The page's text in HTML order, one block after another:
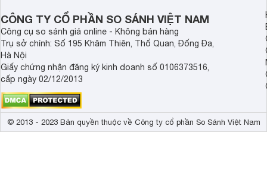
tiền không?
CÔNG TY CỔ PHẦN SO SÁNH VIỆT NAM
Công cụ so sánh giá online - Không bán hàng
Trụ sở chính: Số 195 Khâm Thiên, Thổ Quan, Đống Đa,
Hà Nội
Giấy chứng nhận đăng ký kinh doanh số 0106373516,
cấp ngày 02/12/2013
© 2013 - 2023 Bản quyền thuộc về Công ty cổ phần So Sánh Việt Nam